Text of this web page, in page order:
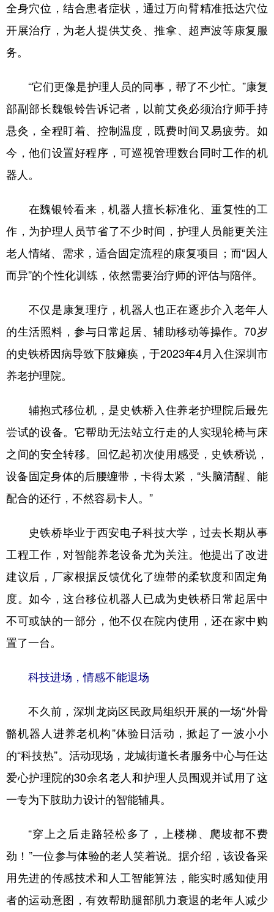
全身穴位，结合患者症状，通过万向臂精准抵达穴位
开展治疗，为老人提供艾灸、推拿、超声波等康复服
务。
“它们更像是护理人员的同事，帮了不少忙。”康复
部副部长魏银铃告诉记者，以前艾灸必须治疗师手持
悬灸，全程盯着、控制温度，既费时间又易疲劳。如
今，他们设置好程序，可巡视管理数台同时工作的机
器人。
在魏银铃看来，机器人擅长标准化、重复性的工
作，为护理人员节省了不少时间，护理人员能更关注
老人情绪、需求，适合固定流程的康复项目；而“因人
而异”的个性化训练，依然需要治疗师的评估与陪伴。
不仅是康复理疗，机器人也正在逐步介入老年人
的生活照料，参与日常起居、辅助移动等操作。70岁
的史铁桥因病导致下肢瘫痪，于2023年4月入住深圳市
养老护理院。
辅抱式移位机，是史铁桥入住养老护理院后最先
尝试的设备。它帮助无法站立行走的人实现轮椅与床
之间的安全转移。回忆起初次使用感受，史铁桥说，
设备固定身体的后腰缠带，卡得太紧，“头脑清醒、能
配合的还行，不然容易卡人。”
史铁桥毕业于西安电子科技大学，过去长期从事
工程工作，对智能养老设备尤为关注。他提出了改进
建议后，厂家根据反馈优化了缠带的柔软度和固定角
度。如今，这台移位机器人已成为史铁桥日常起居中
不可或缺的一部分，他不仅在院内使用，还在家中购
置了一台。
科技进场，情感不能退场
不久前，深圳龙岗区民政局组织开展的一场“外骨
骼机器人进养老机构”体验日活动，掀起了一波小小
的“科技热”。活动现场，龙城街道长者服务中心与任达
爱心护理院的30余名老人和护理人员围观并试用了这
一专为下肢助力设计的智能辅具。
“穿上之后走路轻松多了，上楼梯、爬坡都不费
劲！”一位参与体验的老人笑着说。据介绍，该设备采
用先进的传感技术和人工智能算法，能实时感知使用
者的运动意图，有效帮助腿部肌力衰退的老年人减少